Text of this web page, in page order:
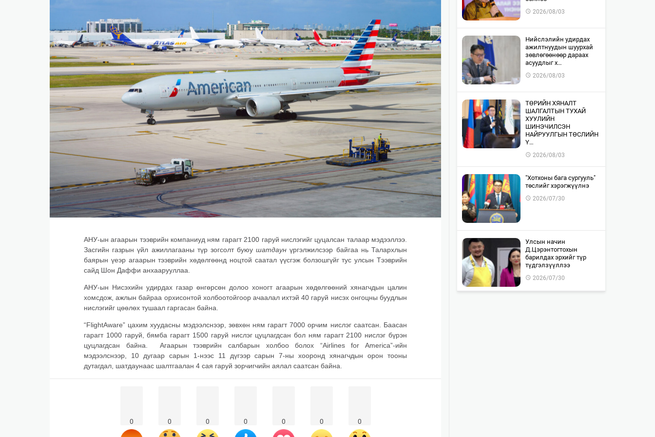
​Г.Дамдинням: 66 мянган тонн АИ-92 автобензин авах захиалга хийсэн
АНУ-ын агаарын тээврийн компаниуд ням гарагт 2100 гаруй нислэгийг цуцалсан талаар мэдээллээ.
Засгийн газрын үйл ажиллагааны түр зогсолт буюушатдаун үргэлжилсээр байгаа нь Талархлын
баярын үеэр агаарын тээврийн хөдөлгөөнд ноцтой саатал үүсгэж болзошгүйг тус улсын Тээврийн
сайд Шон Даффи анхаарууллаа.
АНУ-ын Нисэхийн удирдах газар өнгөрсөн долоо хоногт агаарын хөдөлгөөний хянагчдын цалин
хомсдож, ажлын байраа орхисонтой холбоотойгоор ачаалал ихтэй 40 гаруй нисэх онгоцны буудлын
нислэгийг цөөлөх тушаал гаргасан байна.
“FlightAware” цахим хуудасны мэдээлснээр, зөвхөн ням гарагт 7000 орчим нислэг саатсан. Баасан
гарагт 1000 гаруй, бямба гарагт 1500 гаруй нислэг цуцлагдсан бол ням гарагт 2100 нислэг бүрэн
цуцлагдсан байна. Агаарын тээврийн салбарын холбоо болох “Airlines for America”-ийн
мэдээлснээр, 10 дугаар сарын 1-нээс 11 дүгээр сарын 7-ны хооронд хянагчдын орон тооны
дутагдал, шатдаунаас шалтгаалан 4 сая гаруй зорчигчийн аялал саатсан байна.
0 0 0 0 0 0 0
2026/08/03
​Нийслэлийн удирдах
ажилтнуудын шуурхай
зөвлөгөөнөөр дараах
асуудлыг х…
2026/08/03
​ТӨРИЙН ХЯНАЛТ
ШАЛГАЛТЫН ТУХАЙ
ХУУЛИЙН
ШИНЭЧИЛСЭН
НАЙРУУЛГЫН ТӨСЛИЙН
Ү…
2026/08/03
"Хотхоны бага сургууль"
төслийг хэрэгжүүлнэ
2026/07/30
Улсын начин
Д.Цэрэнтогтохын
барилдах эрхийг түр
түдгэлзүүллээ
2026/07/30